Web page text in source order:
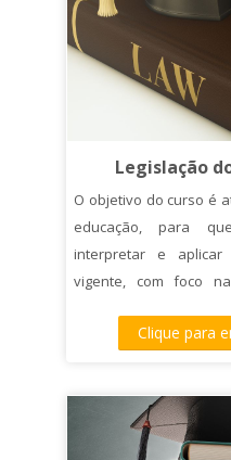
Legislação
O objetivo do curso é
educação, para
interpretar e aplicar
vigente, com foco
desenvolver
atuação
sistema e-MEC.
Clique para